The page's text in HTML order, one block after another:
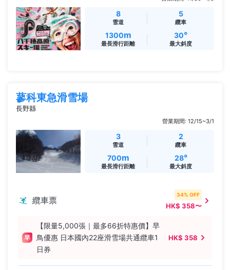
8
雪道
5
纜車
1300m
最長滑行距離
30°
最大斜度
蓼科東急滑雪場
長野縣
營業期間: 12/15~3/1
3
雪道
2
纜車
700m
最長滑行距離
28°
最大斜度
纜車票
34% OFF
HK$ 358〜
【限量5,000張｜最多66折特惠價】早
鳥優惠 日本國內22座滑雪場共通纜車1
日券
HK$ 358